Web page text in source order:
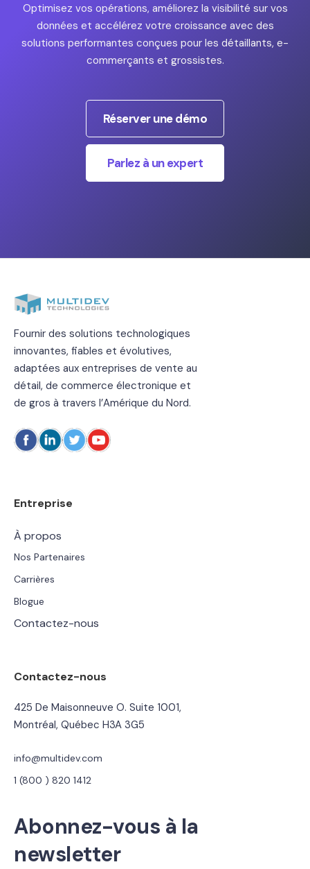
Optimisez vos opérations, améliorez la visibilité sur vos
données et accélérez votre croissance avec des
solutions performantes conçues pour les détaillants, e-
commerçants et grossistes.
Réserver une démo
Parlez à un expert
Fournir des solutions technologiques
innovantes, fiables et évolutives,
adaptées aux entreprises de vente au
détail, de commerce électronique et
de gros à travers l’Amérique du Nord.
Entreprise
À propos
Nos Partenaires
Carrières
Blogue
Contactez-nous
Contactez-nous
425 De Maisonneuve O. Suite 1001,
Montréal, Québec H3A 3G5
info@multidev.com
1 (800 ) 820 1412
Abonnez-vous à la
newsletter